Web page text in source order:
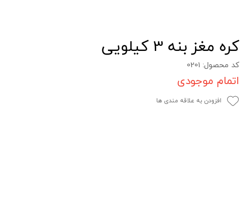
کره مغز بنه 3 کیلویی
کد محصول: 0201
اتمام موجودی
افزودن به علاقه مندی ها